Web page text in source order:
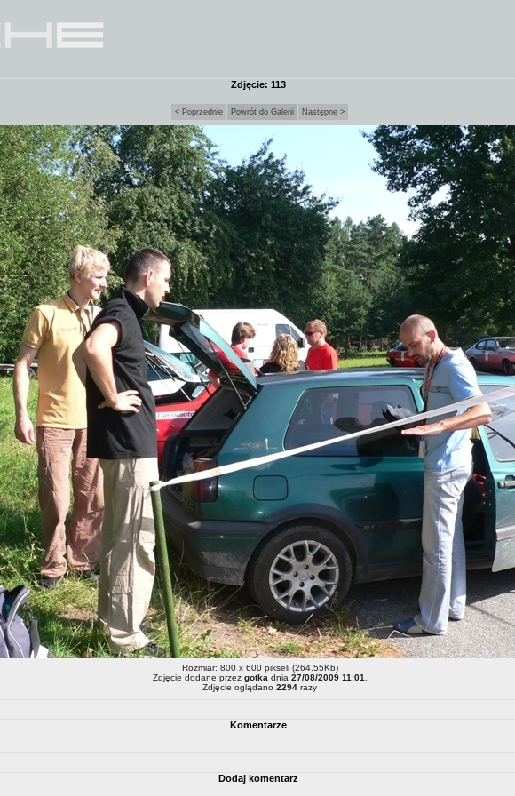
Zdjęcie: 113
< Poprzednie Powrót do Galerii Następne >
Rozmiar: 800 x 600 pikseli (264.55Kb)
Zdjęcie dodane przez gotka dnia 27/08/2009 11:01
Zdjęcie oglądano 2294 razy
Komentarze
Dodaj komentarz